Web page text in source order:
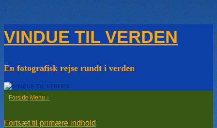
VINDUE TIL VERDEN
En fotografisk rejse rundt i verden
Forside Menu ↓
Fortsæt til primære indhold